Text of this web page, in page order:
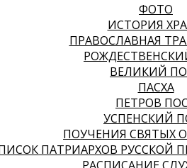
ФОТО
ИСТОРИЯ
ПРАВОСЛАВНАЯ
ВЕЛИКИЙ
ПАСХА
ПЕТРОВ
УСПЕНСКИЙ
ПОУЧЕНИЯ СВЯТЫХ
ПАТРИАРХОВ РУССКОЙ